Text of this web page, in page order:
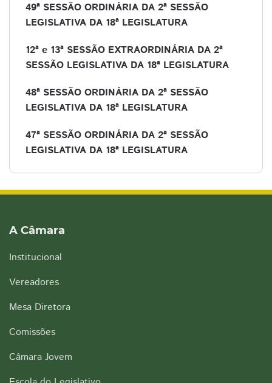
49ª SESSÃO ORDINÁRIA DA 2ª SESSÃO
LEGISLATIVA DA 18ª LEGISLATURA
12ª e 13ª SESSÃO EXTRAORDINÁRIA DA 2ª
SESSÃO LEGISLATIVA DA 18ª LEGISLATURA
48ª SESSÃO ORDINÁRIA DA 2ª SESSÃO
LEGISLATIVA DA 18ª LEGISLATURA
47ª SESSÃO ORDINÁRIA DA 2ª SESSÃO
LEGISLATIVA DA 18ª LEGISLATURA
A Câmara
Institucional
Vereadores
Mesa Diretora
Comissões
Câmara Jovem